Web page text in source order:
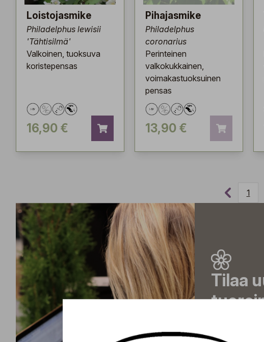
Loistojasmike
Philadelphus lewisii
'Tähtisilmä'
Valkoinen, tuoksuva
koristepensas
16,90 €
Pihajasmike
Philadelphus
coronarius
Perinteinen
valkokukkainen,
voimakastuoksuinen
pensas
13,90 €
1
Tilaa